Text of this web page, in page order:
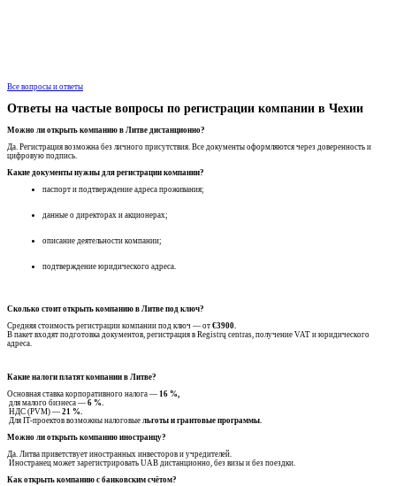
Все вопросы и ответы
Ответы на частые вопросы по регистрации компании в Чехии
Можно ли открыть компанию в Литве дистанционно?
Да. Регистрация возможна без личного присутствия. Все документы оформляются через доверенность и
цифровую подпись.
Какие документы нужны для регистрации компании?
паспорт и подтверждение адреса проживания;
данные о директорах и акционерах;
описание деятельности компании;
подтверждение юридического адреса.
Сколько стоит открыть компанию в Литве под ключ?
Средняя стоимость регистрации компании под ключ — от €3900.
В пакет входят подготовка документов, регистрация в Registrų centras, получение VAT и юридического
адреса.
Какие налоги платят компании в Литве?
Основная ставка корпоративного налога — 16 %,
для малого бизнеса — 6 %.
НДС (PVM) — 21 %.
Для IT-проектов возможны налоговые льготы и грантовые программы.
Можно ли открыть компанию иностранцу?
Да. Литва приветствует иностранных инвесторов и учредителей.
Иностранец может зарегистрировать UAB дистанционно, без визы и без поездки.
Как открыть компанию с банковским счётом?